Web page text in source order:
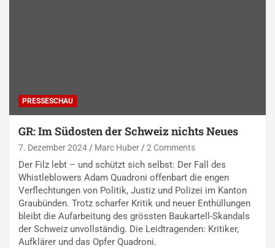
PRESSESCHAU
GR: Im Südosten der Schweiz nichts Neues
7. Dezember 2024 Marc Huber 2 Comments
Der Filz lebt – und schützt sich selbst: Der Fall des
Whistleblowers Adam Quadroni offenbart die engen
Verflechtungen von Politik, Justiz und Polizei im Kanton
Graubünden. Trotz scharfer Kritik und neuer Enthüllungen
bleibt die Aufarbeitung des grössten Baukartell-Skandals
der Schweiz unvollständig. Die Leidtragenden: Kritiker,
Aufklärer und das Opfer Quadroni.